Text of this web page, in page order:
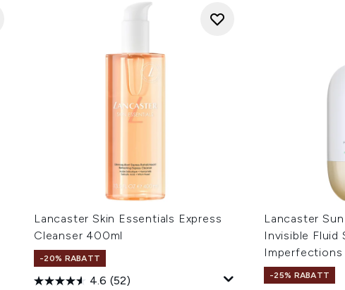
Lancaster Skin Essentials Express
Cleanser 400ml
-20% RABATT
4.6 (52)
Lancaster
Invisible Fluid
Imperfections
-25% RABATT